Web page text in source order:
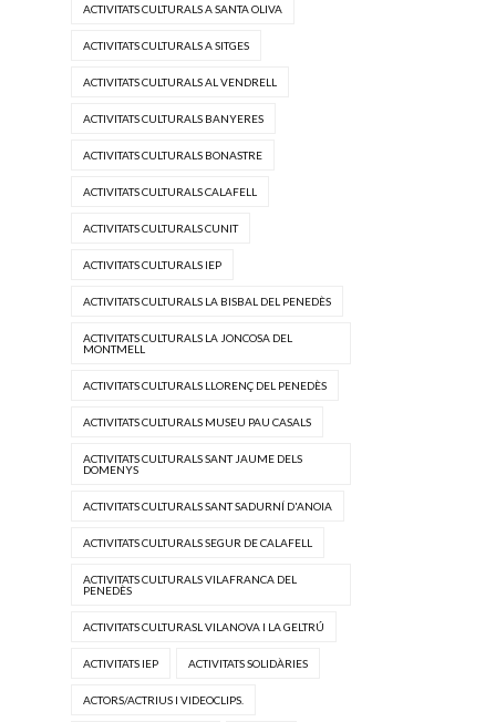
ACTIVITATS CULTURALS A SANTA OLIVA
ACTIVITATS CULTURALS A SITGES
ACTIVITATS CULTURALS AL VENDRELL
ACTIVITATS CULTURALS BANYERES
ACTIVITATS CULTURALS BONASTRE
ACTIVITATS CULTURALS CALAFELL
ACTIVITATS CULTURALS CUNIT
ACTIVITATS CULTURALS IEP
ACTIVITATS CULTURALS LA BISBAL DEL PENEDÈS
ACTIVITATS CULTURALS LA JONCOSA DEL
MONTMELL
ACTIVITATS CULTURALS LLORENÇ DEL PENEDÈS
ACTIVITATS CULTURALS MUSEU PAU CASALS
ACTIVITATS CULTURALS SANT JAUME DELS
DOMENYS
ACTIVITATS CULTURALS SANT SADURNÍ D'ANOIA
ACTIVITATS CULTURALS SEGUR DE CALAFELL
ACTIVITATS CULTURALS VILAFRANCA DEL
PENEDÈS
ACTIVITATS CULTURASL VILANOVA I LA GELTRÚ
ACTIVITATS IEP ACTIVITATS SOLIDÀRIES
ACTORS/ACTRIUS I VIDEOCLIPS.